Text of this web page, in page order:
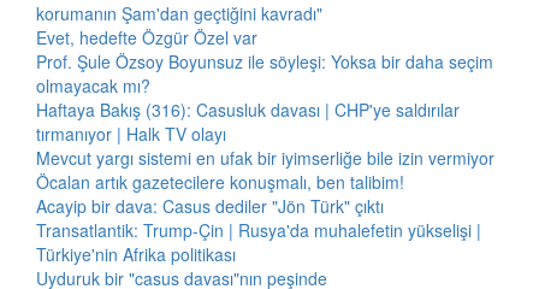
korumanın Şam'dan geçtiğini kavradı"
Evet, hedefte Özgür Özel var
Prof. Şule Özsoy Boyunsuz ile söyleşi: Yoksa bir daha seçim
olmayacak mı?
Haftaya Bakış (316): Casusluk davası | CHP'ye saldırılar
tırmanıyor | Halk TV olayı
Mevcut yargı sistemi en ufak bir iyimserliğe bile izin vermiyor
Öcalan artık gazetecilere konuşmalı, ben talibim!
Acayip bir dava: Casus dediler "Jön Türk" çıktı
Transatlantik: Trump-Çin | Rusya'da muhalefetin yükselişi |
Türkiye'nin Afrika politikası
Uyduruk bir "casus davası"nın peşinde